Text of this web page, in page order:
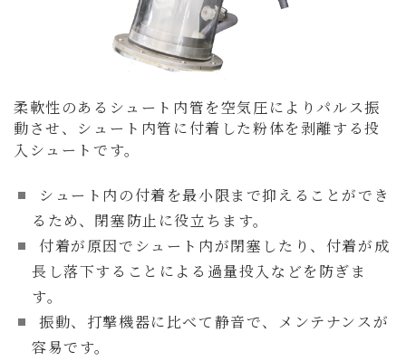
柔軟性のあるシュート内管を空気圧によりパルス振
動させ、シュート内管に付着した粉体を剥離する投
入シュートです。
シュート内の付着を最小限まで抑えることができ
るため、 閉塞防止に役立ちます。
付着が原因でシュート内が閉塞したり、付着が成
長し落下することによる 過量投入などを防ぎま
す。
振動、打撃機器に比べて静音で、メンテナンスが
容易です。